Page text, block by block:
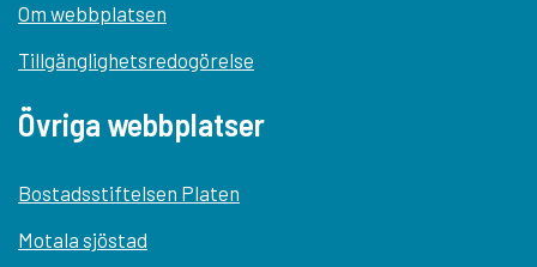
Om webbplatsen
Tillgänglighetsredogörelse
Övriga webbplatser
Bostadsstiftelsen Platen
Motala sjöstad